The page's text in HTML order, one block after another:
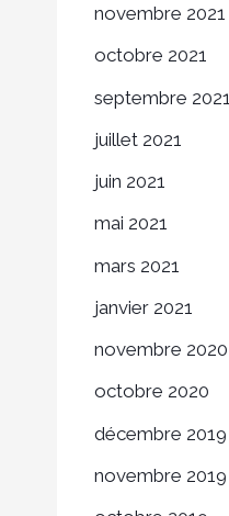
novembre 2021
octobre 2021
septembre 2021
juillet 2021
juin 2021
mai 2021
mars 2021
janvier 2021
novembre 2020
octobre 2020
décembre 2019
novembre 2019